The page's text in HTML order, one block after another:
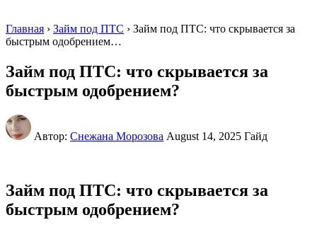
Главная › Займ под ПТС › Займ под ПТС: что скрывается за
быстрым одобрением…
Займ под ПТС: что скрывается за
быстрым одобрением?
Автор: Снежана Морозова August 14, 2025 Гайд
Займ под ПТС: что скрывается за
быстрым одобрением?